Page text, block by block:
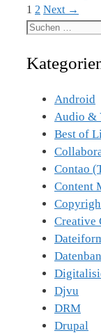
Page
1 Page
2 Next →
Suche
Android
Audio &
Best of
Contao
Content
Creative
Djvu
DRM
Drupal